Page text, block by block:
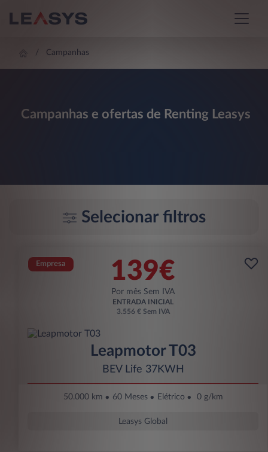
Campanhas
Campanhas e ofertas de Renting Leasys
Selecionar filtros
Empresa 139€
Por mês Sem IVA
ENTRADA INICIAL
3.556 € Sem IVA
Leapmotor T03
BEV Life 37KWH
50.000 km 60 Meses Elétrico 0 g/km
Leasys Global